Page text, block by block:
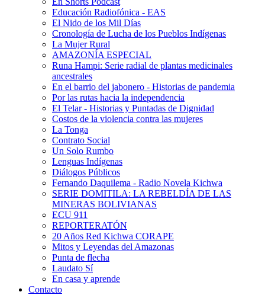
Educación Radiofónica - EAS
El Nido de los Mil Días
Cronología de Lucha de los Pueblos Indígenas
La Mujer Rural
AMAZONÍA ESPECIAL
Runa Hampi: Serie radial de plantas medicinales
ancestrales
En el barrio del jabonero - Historias de pandemia
Por las rutas hacia la independencia
El Telar - Historias y Puntadas de Dignidad
Costos de la violencia contra las mujeres
La Tonga
Contrato Social
Un Solo Rumbo
Lenguas Indígenas
Diálogos Públicos
Fernando Daquilema - Radio Novela Kichwa
SERIE DOMITILA: LA REBELDÍA DE LAS
MINERAS BOLIVIANAS
ECU 911
REPORTERATÓN
20 Años Red Kichwa CORAPE
Mitos y Leyendas del Amazonas
Punta de flecha
Laudato Sí
En casa y aprende
Contacto